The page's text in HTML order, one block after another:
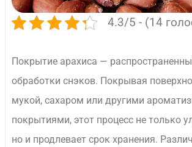
4.3/5 - (14
Покрытие арахиса —
обработки снэков. Покрывая
мукой, сахаром или другими
покрытиями, этот процесс не только
но и продлевает срок хранения.